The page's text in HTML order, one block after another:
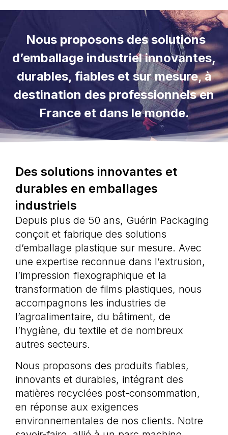
Nous proposons des solutions
d’emballage industriel innovantes,
durables, fiables et sur mesure, à
destination des professionnels en
France et dans le monde.
Des solutions innovantes et
durables en emballages
industriels
Depuis plus de 50 ans, Guérin Packaging
conçoit et fabrique des solutions
d’emballage plastique sur mesure. Avec
une expertise reconnue dans l’extrusion,
l’impression flexographique et la
transformation de films plastiques, nous
accompagnons les industries de
l’agroalimentaire, du bâtiment, de
l’hygiène, du textile et de nombreux
autres secteurs.
Nous proposons des produits fiables,
innovants et durables, intégrant des
matières recyclées post-consommation,
en réponse aux exigences
environnementales de nos clients. Notre